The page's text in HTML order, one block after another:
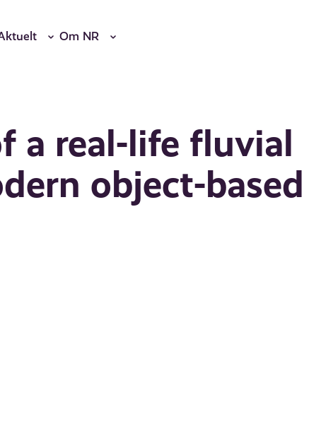
Om NR
a real-life fluvial
object-based